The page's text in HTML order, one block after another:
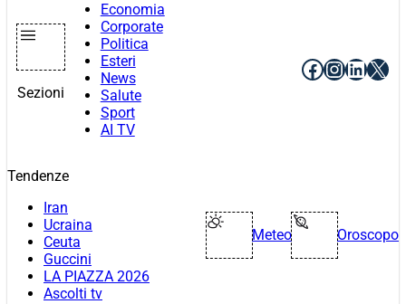
Sezioni
Economia
Corporate
Politica
Esteri
News
Salute
Sport
AI TV
Facebook
X
Tendenze
Iran
Ucraina
Ceuta
Guccini
LA PIAZZA 2026
Ascolti tv
Meteo Oroscopo